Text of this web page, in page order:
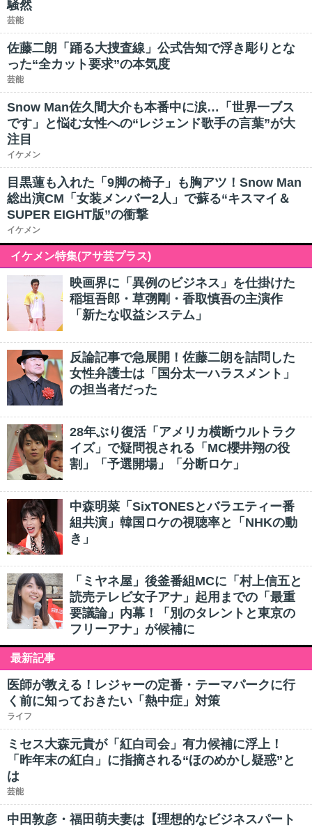
騒然
芸能
佐藤二朗「踊る大捜査線」公式告知で浮き彫りとな
った“全カット要求”の本気度
芸能
Snow Man佐久間大介も本番中に涙…「世界一ブス
です」と悩む女性への“レジェンド歌手の言葉”が大
注目
イケメン
目黒蓮も入れた「9脚の椅子」も胸アツ！Snow Man
総出演CM「女装メンバー2人」で蘇る“キスマイ＆
SUPER EIGHT版”の衝撃
イケメン
イケメン特集(アサ芸プラス)
映画界に「異例のビジネス」を仕掛けた
稲垣吾郎・草彅剛・香取慎吾の主演作
「新たな収益システム」
反論記事で急展開！佐藤二朗を詰問した
女性弁護士は「国分太一ハラスメント」
の担当者だった
28年ぶり復活「アメリカ横断ウルトラク
イズ」で疑問視される「MC櫻井翔の役
割」「予選開場」「分断ロケ」
中森明菜「SixTONESとバラエティー番
組共演」韓国ロケの視聴率と「NHKの動
き」
「ミヤネ屋」後釜番組MCに「村上信五と
読売テレビ女子アナ」起用までの「最重
要議論」内幕！「別のタレントと東京の
フリーアナ」が候補に
最新記事
医師が教える！レジャーの定番・テーマパークに行
く前に知っておきたい「熱中症」対策
ライフ
ミセス大森元貴が「紅白司会」有力候補に浮上！
「昨年末の紅白」に指摘される“ほのめかし疑惑”と
は
芸能
中田敦彦・福田萌夫妻は【理想的なビジネスパート